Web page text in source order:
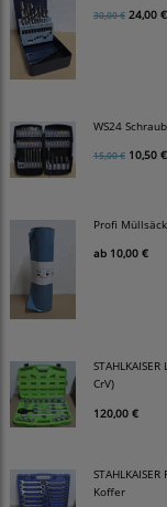
30,00 € 24,00 €
WS24
15,00 € 10,50 €
Profi
ab 10,00 €
CrV)
120,00 €
Koffer